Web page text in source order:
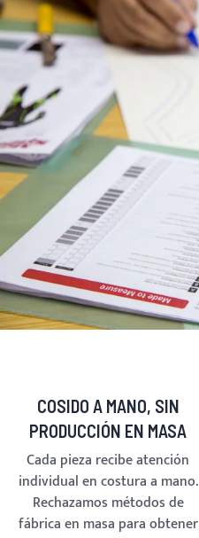
COSIDO A MANO, SIN
PRODUCCIÓN EN MASA
Cada pieza recibe atención
individual en costura a mano.
Rechazamos métodos de
fábrica en masa para obtener